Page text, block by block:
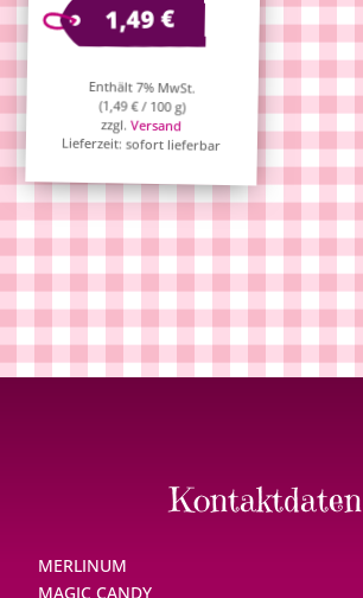
1,49€
Enthält 7% MwSt.
(1,49€/ 100 g)
zzgl.Versand
Lieferzeit: sofort lieferbar
Kontaktdaten
MERLINUM
MAGIC CANDY